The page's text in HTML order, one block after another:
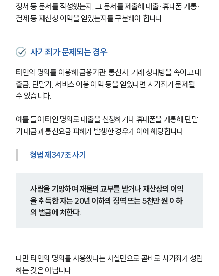
청서 등 문서를 작성했는지, 그 문서를 제출해 대출·휴대폰 개통·
결제 등 재산상 이익을 얻었는지를 구분해야 합니다.
사기죄가 문제되는 경우
타인의 명의를 이용해 금융기관, 통신사, 거래 상대방을 속이고 대
출금, 단말기, 서비스 이용 이익 등을 얻었다면 사기죄가 문제될
수 있습니다.
예를 들어 타인 명의로 대출을 신청하거나 휴대폰을 개통해 단말
기 대금과 통신요금 피해가 발생한 경우가 이에 해당합니다.
형법 제347조 사기
사람을 기망하여 재물의 교부를 받거나 재산상의 이익
을 취득한 자는 20년 이하의 징역 또는 5천만 원 이하
의 벌금에 처한다.
다만 타인의 명의를 사용했다는 사실만으로 곧바로 사기죄가 성립
하는 것은 아닙니다.